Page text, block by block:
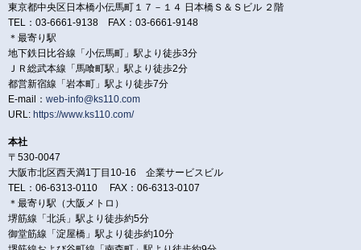
東京都中央区日本橋小伝馬町１７－１４ 日本橋Ｓ＆Ｓビル ２階
TEL：03-6661-9138 FAX：03-6661-9148
＊最寄り駅
地下鉄日比谷線「小伝馬町」駅より徒歩3分
ＪＲ総武本線「馬喰町駅」駅より徒歩2分
都営新宿線「岩本町」駅より徒歩7分
E-mail： web-info@ks110.com
URL: https://www.ks110.com/
本社
〒530-0047
大阪市北区西天満1丁目10-16 企業サービスビル
TEL：06-6313-0110 FAX：06-6313-0107
＊最寄り駅（大阪メトロ）
堺筋線「北浜」駅より徒歩約5分
御堂筋線「淀屋橋」駅より徒歩約10分